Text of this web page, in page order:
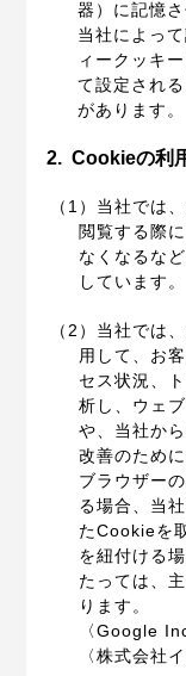
器）に記憶
当社によっ
ィークッキ
て設定され
があります。
2. Cookieの利
（1）当社では
閲覧する際
なくなるな
しています。
（2）当社では
用して、お
セス状況、
析し、ウェ
や、当社か
改善のため
ブラウザー
る場合、当
たCookieを
を紐付ける
たっては、
ります。
〈Google
〈株式会社